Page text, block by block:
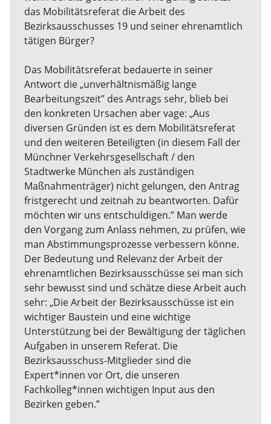
das Mobilitätsreferat die Arbeit des
Bezirksausschusses 19 und seiner ehrenamtlich
tätigen Bürger?
Das Mobilitätsreferat bedauerte in seiner
Antwort die „unverhältnismäßig lange
Bearbeitungszeit” des Antrags sehr, blieb bei
den konkreten Ursachen aber vage: „Aus
diversen Gründen ist es dem Mobilitätsreferat
und den weiteren Beteiligten (in diesem Fall der
Münchner Verkehrsgesellschaft / den
Stadtwerke München als zuständigen
Maßnahmenträger) nicht gelungen, den Antrag
fristgerecht und zeitnah zu beantworten. Dafür
möchten wir uns entschuldigen.” Man werde
den Vorgang zum Anlass nehmen, zu prüfen, wie
man Abstimmungsprozesse verbessern könne.
Der Bedeutung und Relevanz der Arbeit der
ehrenamtlichen Bezirksausschüsse sei man sich
sehr bewusst sind und schätze diese Arbeit auch
sehr: „Die Arbeit der Bezirksausschüsse ist ein
wichtiger Baustein und eine wichtige
Unterstützung bei der Bewältigung der täglichen
Aufgaben in unserem Referat. Die
Bezirksausschuss-Mitglieder sind die
Expert*innen vor Ort, die unseren
Fachkolleg*innen wichtigen Input aus den
Bezirken geben.”